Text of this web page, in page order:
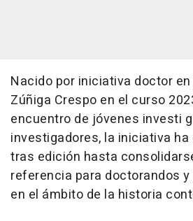
Nacido por iniciativa doctor
Zúñiga Crespo en el curso
encuentro de jóvenes investi
investigadores, la iniciativa
tras edición hasta
referencia para doctorandos
en el ámbito de la historia